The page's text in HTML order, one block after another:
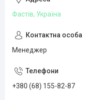
Фастів, Україна
Менеджер
+380 (68) 155-82-87